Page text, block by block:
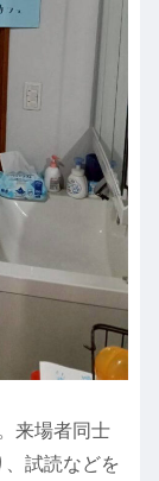
来場者同士
試読などを